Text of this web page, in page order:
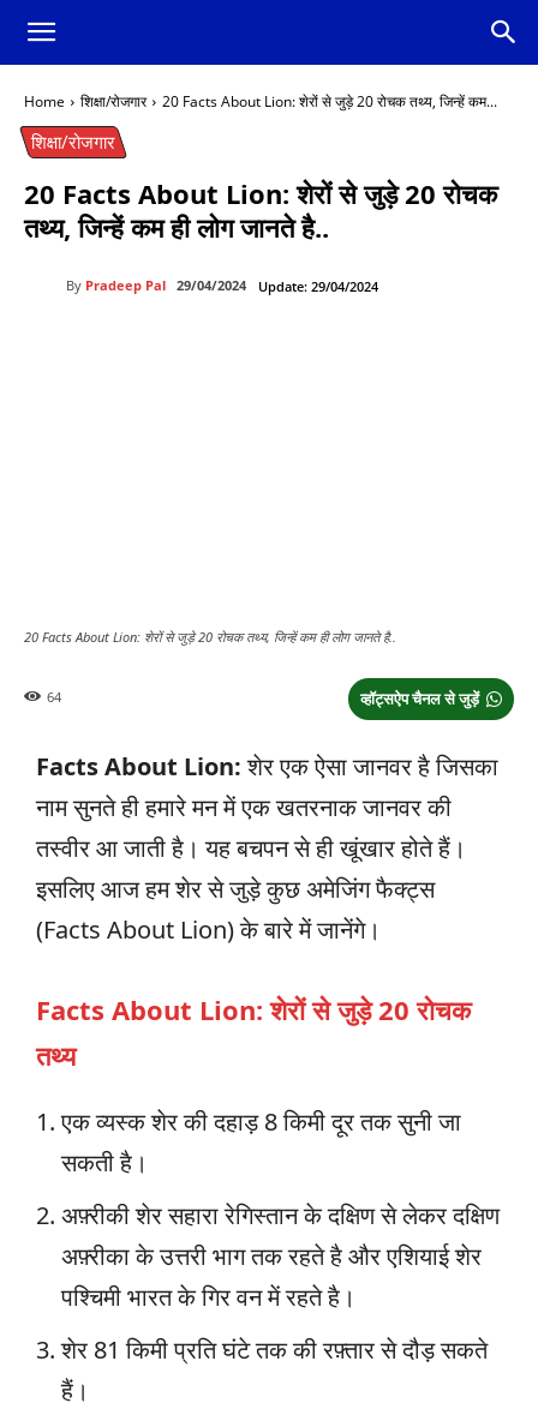
Home शिक्षा/रोजगार 20 Facts About Lion: शेरों से जुड़े 20 रोचक तथ्य, जिन्हें कम...
शिक्षा/रोजगार
20 Facts About Lion: शेरों से जुड़े 20 रोचक
तथ्य, जिन्हें कम ही लोग जानते है..
By Pradeep Pal 29/04/2024 Update: 29/04/2024
20 Facts About Lion: शेरों से जुड़े 20 रोचक तथ्य, जिन्हें कम ही लोग जानते है..
व्हॉट्सऐप चैनल से जुड़ें
64
Facts About Lion:शेर एक ऐसा जानवर है जिसका
नाम सुनते ही हमारे मन में एक खतरनाक जानवर की
तस्वीर आ जाती है। यह बचपन से ही खूंखार होते हैं।
इसलिए आज हम शेर से जुड़े कुछ अमेजिंग फैक्ट्स
(Facts About Lion) के बारे में जानेंगे।
Facts About Lion: शेरों से जुड़े 20 रोचक
तथ्य
एक व्यस्क शेर की दहाड़ 8 किमी दूर तक सुनी जा
सकती है।
अफ़्रीकी शेर सहारा रेगिस्तान के दक्षिण से लेकर दक्षिण
अफ़्रीका के उत्तरी भाग तक रहते है और एशियाई शेर
पश्चिमी भारत के गिर वन में रहते है।
शेर 81 ​​किमी प्रति घंटे तक की रफ़्तार से दौड़ सकते
हैं।